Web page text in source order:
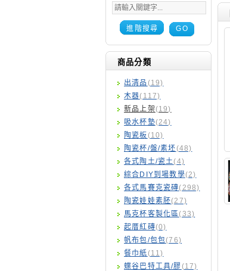
進階搜尋 GO
商品分類
出清品 (19)
木器(117)
新品上架(19)
吸水杯墊(24)
陶瓷板 (10)
陶瓷杯/盤/素坯(48)
各式陶土/瓷土(4)
綜合DIY到場教學(2)
各式馬賽克瓷磚(298)
陶瓷娃娃素胚(27)
馬克杯客製化區(33)
起厝紅磚(0)
帆布包/包包(76)
餐巾紙(11)
蝶谷巴特工具/膠(17)